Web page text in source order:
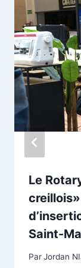
Le
Saint-
ParJordan